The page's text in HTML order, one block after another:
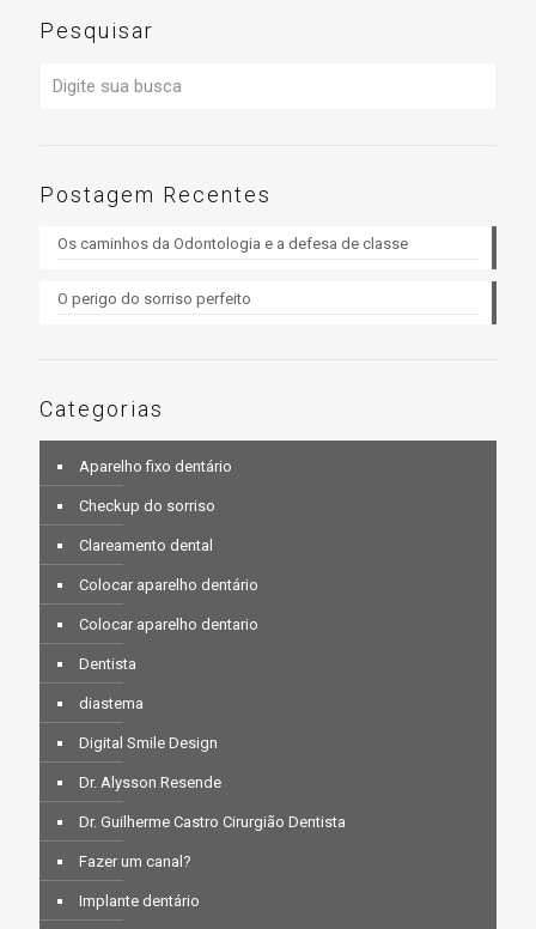
Pesquisar
Postagem Recentes
Os caminhos da Odontologia e a defesa de classe
O perigo do sorriso perfeito
Categorias
Aparelho fixo dentário
Checkup do sorriso
Clareamento dental
Colocar aparelho dentário
Colocar aparelho dentario
Dentista
diastema
Digital Smile Design
Dr. Alysson Resende
Dr. Guilherme Castro Cirurgião Dentista
Fazer um canal?
Implante dentário